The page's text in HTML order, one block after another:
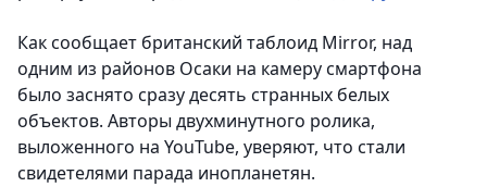
Как сообщает британский таблоид Mirror, над
одним из районов Осаки на камеру смартфона
было заснято сразу десять странных белых
объектов. Авторы двухминутного ролика,
выложенного на YouTube, уверяют, что стали
свидетелями парада инопланетян.